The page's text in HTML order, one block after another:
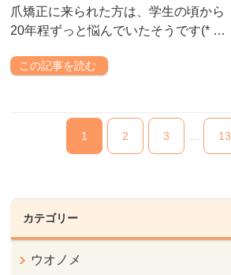
爪矯正に来られた方は、学生の頃から
20年程ずっと悩んでいたそうです(* …
この記事を読む
1 2 3 … 13
カテゴリー
ウオノメ